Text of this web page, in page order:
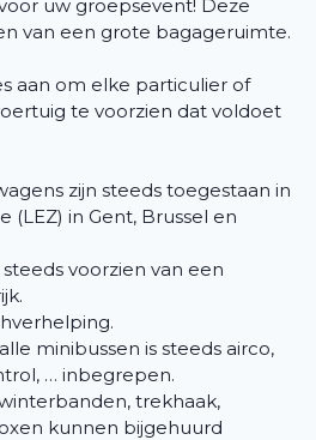
uw groepsevent! Deze
van een grote bagageruimte.
aan om elke particulier of
te voorzien dat voldoet
zijn steeds toegestaan in
(LEZ) in Gent, Brussel en
voorzien van een
minibussen is steeds airco,
… inbegrepen.
trekhaak,
kunnen bijgehuurd